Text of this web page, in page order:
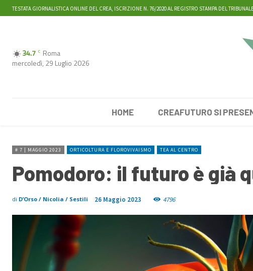
TESTATA GIORNALISTICA ONLINE DEL CREA, ISCRIZIONE N. 76/2020 AL REGISTRO STAMPA DEL
34.7 C Roma
mercoledì, 29 Luglio 2026
HOME CREAFUTURO SI
# 7 | MAGGIO 2023 ORTICOLTURA E FLOROVIVAISMO TEA AL CENTRO
Pomodoro: il futuro è già
di D’Orso / Nicolia / Sestili 26 Maggio 2023 4796